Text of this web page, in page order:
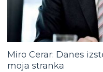
Miro Cerar: Danes
moja stranka